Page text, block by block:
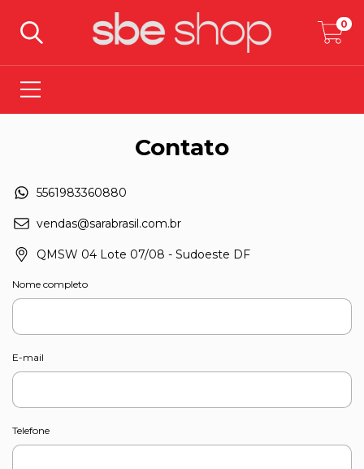
0
Contato
5561983360880
vendas@sarabrasil.com.br
QMSW 04 Lote 07/08 - Sudoeste DF
Nome completo
E-mail
Telefone